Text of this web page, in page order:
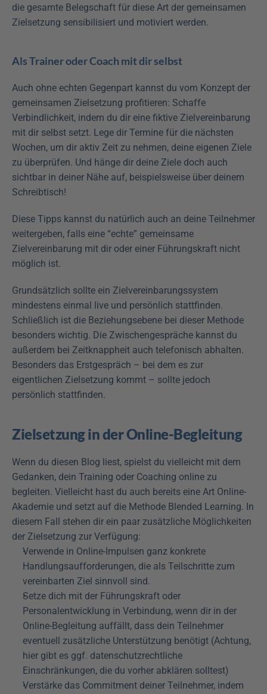
die gesamte Belegschaft für diese Art der gemeinsamen
Zielsetzung sensibilisiert und motiviert werden.
Als Trainer oder Coach mit dir selbst
Auch ohne echten Gegenpart kannst du vom Konzept der
gemeinsamen Zielsetzung profitieren: Schaffe
Verbindlichkeit, indem du dir eine fiktive Zielvereinbarung
mit dir selbst setzt. Lege dir Termine für die nächsten
Wochen, um dir aktiv Zeit zu nehmen, deine eigenen Ziele
zu überprüfen. Und hänge dir deine Ziele doch auch
sichtbar in deiner Nähe auf, beispielsweise über deinem
Schreibtisch!
Diese Tipps kannst du natürlich auch an deine Teilnehmer
weitergeben, falls eine “echte” gemeinsame
Zielvereinbarung mit dir oder einer Führungskraft nicht
möglich ist.
Grundsätzlich sollte ein Zielvereinbarungssystem
mindestens einmal live und persönlich stattfinden.
Schließlich ist die Beziehungsebene bei dieser Methode
besonders wichtig. Die Zwischengespräche kannst du
außerdem bei Zeitknappheit auch telefonisch abhalten.
Besonders das Erstgespräch – bei dem es zur
eigentlichen Zielsetzung kommt – sollte jedoch
persönlich stattfinden.
Zielsetzung in der Online-Begleitung
Wenn du diesen Blog liest, spielst du vielleicht mit dem
Gedanken, dein Training oder Coaching online zu
begleiten. Vielleicht hast du auch bereits eine Art Online-
Akademie und setzt auf die Methode Blended Learning. In
diesem Fall stehen dir ein paar zusätzliche Möglichkeiten
der Zielsetzung zur Verfügung:
Verwende in Online-Impulsen ganz konkrete
Handlungsaufforderungen, die als Teilschritte zum
vereinbarten Ziel sinnvoll sind.
Setze dich mit der Führungskraft oder
Personalentwicklung in Verbindung, wenn dir in der
Online-Begleitung auffällt, dass dein Teilnehmer
eventuell zusätzliche Unterstützung benötigt (Achtung,
hier gibt es ggf. datenschutzrechtliche
Einschränkungen, die du vorher abklären solltest)
Verstärke das Commitment deiner Teilnehmer, indem